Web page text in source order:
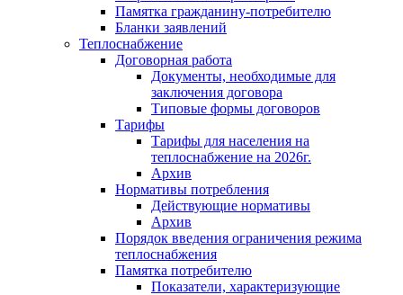
Памятка гражданину-потребителю
Бланки заявлений
Теплоснабжение
Договорная работа
Документы, необходимые для
заключения договора
Типовые формы договоров
Тарифы
Тарифы для населения на
теплоснабжение на 2026г.
Архив
Нормативы потребления
Действующие нормативы
Архив
Порядок введения ограничения режима
теплоснабжения
Памятка потребителю
Показатели, характеризующие